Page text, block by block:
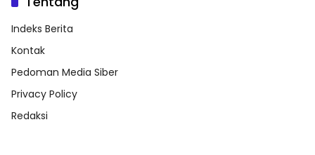
Indeks Berita
Kontak
Pedoman Media Siber
Privacy Policy
Redaksi